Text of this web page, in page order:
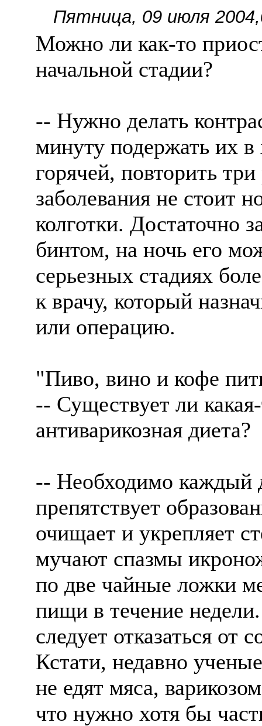
Пятница, 09 июля
Можно ли как-то
начальной стадии?
-- Нужно делать
минуту подержать их
горячей, повторить
заболевания не стоит
колготки. Достаточно
бинтом, на ночь его
серьезных стадиях
к врачу, который
или операцию.
"Пиво, вино и кофе
-- Существует ли
антиварикозная диета?
-- Необходимо каждый
препятствует
очищает и укрепляет
мучают спазмы
по две чайные ложки
пищи в течение
следует отказаться
Кстати, недавно
не едят мяса,
что нужно хотя бы